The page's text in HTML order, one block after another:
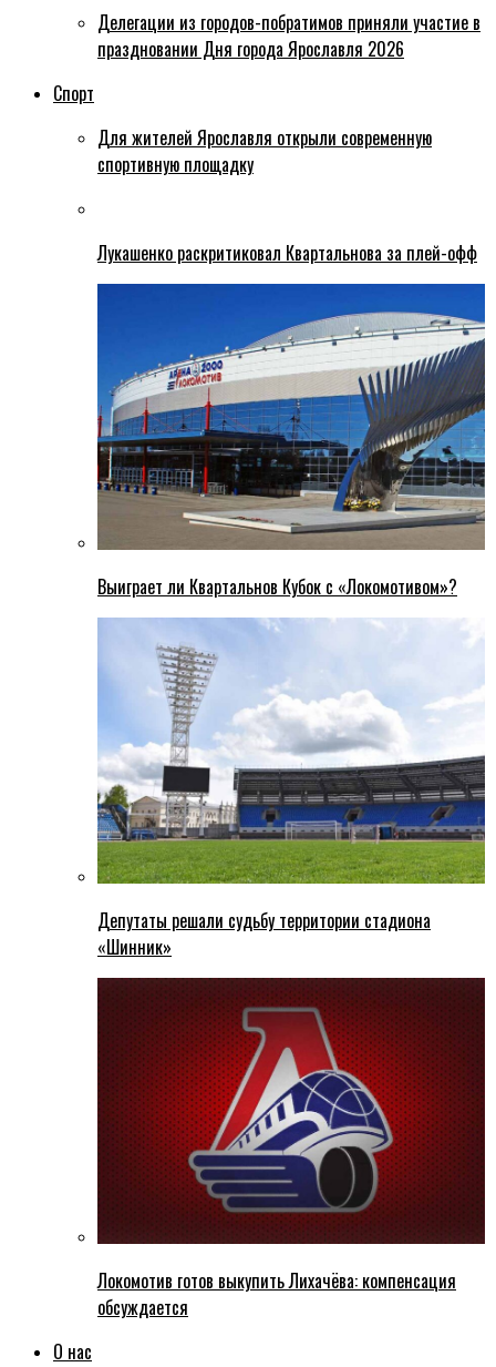
Делегации из городов-побратимов приняли участие в
праздновании Дня города Ярославля 2026
Спорт
Для жителей Ярославля открыли современную
спортивную площадку
Лукашенко раскритиковал Квартальнова за плей-офф
Выиграет ли Квартальнов Кубок с «Локомотивом»?
Депутаты решали судьбу территории стадиона
«Шинник»
Локомотив готов выкупить Лихачёва: компенсация
обсуждается
О нас